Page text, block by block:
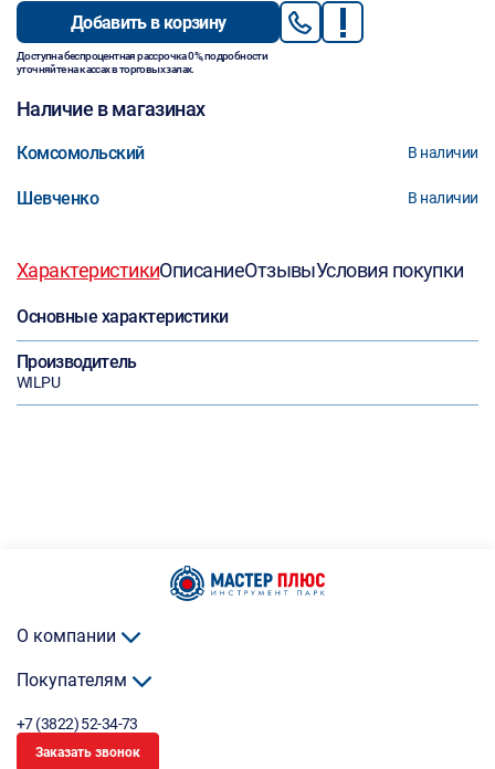
Добавить в корзину
Доступна беспроцентная рассрочка 0%, подробности
уточняйте на кассах в торговых залах.
Наличие в магазинах
Комсомольский В наличии
Шевченко В наличии
ХарактеристикиОписаниеОтзывыУсловия покупки
Основные характеристики
Производитель
WILPU
О компании
Покупателям
+7 (3822) 52-34-73
Заказать звонок